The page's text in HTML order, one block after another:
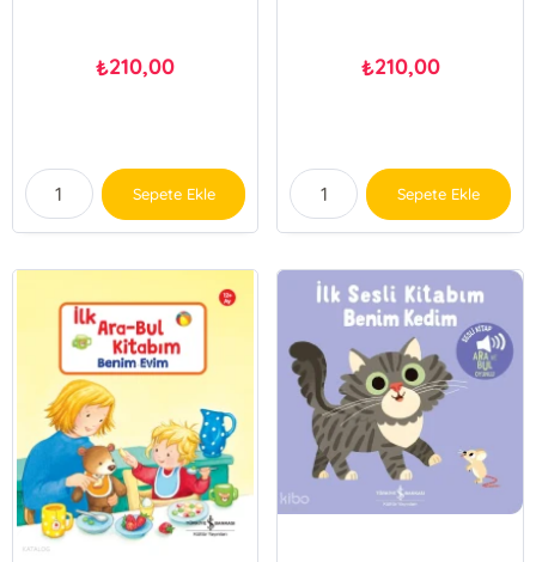
₺210,00
Sepete Ekle
₺210,00
Sepete Ekle